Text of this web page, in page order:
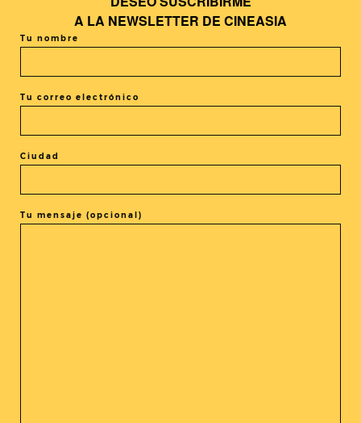
+ Añadir Google Calendar
El evento está terminado.
A LA NEWSLETTER DE CINEASIA
Tu nombre
Tu correo electrónico
Ciudad
Tu mensaje (opcional)